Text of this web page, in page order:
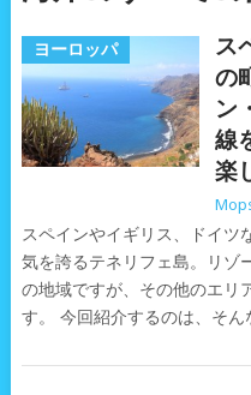
ヨーロッパ
ス
の
ン
線
楽
スペインやイギリス、ドイツ
気を誇るテネリフェ島。リゾ
の地域ですが、その他のエリ
す。 今回紹介するのは、そ